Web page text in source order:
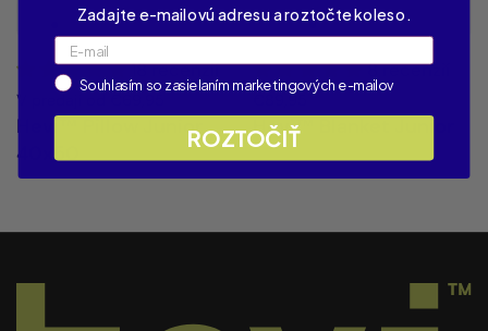
18 recenzií
V predaji od €69,95
Hevi™ Pillow Junior
40x50
8 recenzií
€89,95
Hevi™ Blanket Junior
Zadajte e-mailovú adresu a roztočte koleso.
Email
LabelSouhlasím so zasielaním marketingových e-mailov
ROZTOČIŤ